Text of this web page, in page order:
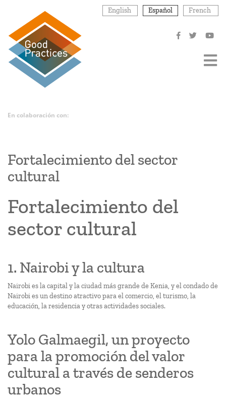
contenido
principal
English Español French
En colaboración con:
Fortalecimiento del sector
cultural
Fortalecimiento del
sector cultural
1. Nairobi y la cultura
Nairobi es la capital y la ciudad más grande de Kenia, y el condado de
Nairobi es un destino atractivo para el comercio, el turismo, la
educación, la residencia y otras actividades sociales.
Yolo Galmaegil, un proyecto
para la promoción del valor
cultural a través de senderos
urbanos